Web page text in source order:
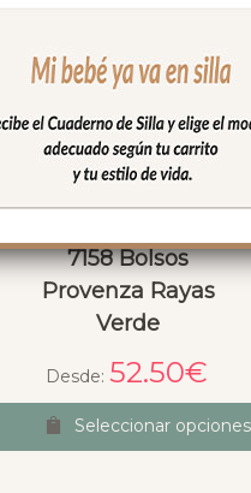
7158 Bolsos
Provenza Rayas
Verde
Desde: 52.50€
Seleccionar opciones